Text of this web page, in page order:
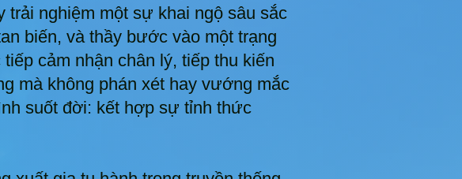
trải nghiệm một sự khai ngộ sâu sắc
biến, và thầy bước vào một trạng
cảm nhận chân lý, tiếp thu kiến
mà không phán xét hay vướng mắc
suốt đời: kết hợp sự tỉnh thức